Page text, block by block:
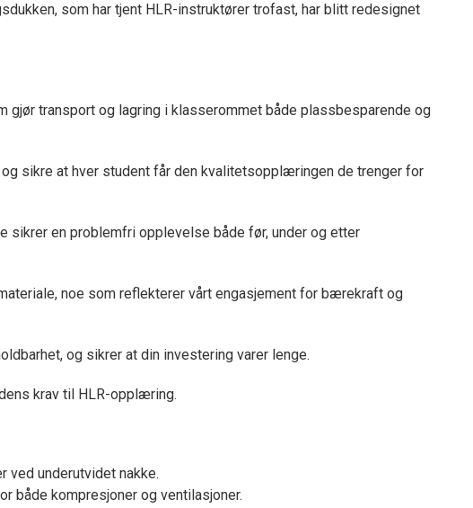
som har tjent HLR-instruktører trofast, har blitt redesignet
gjør transport og lagring i klasserommet både plassbesparende og
sikre at hver student får den kvalitetsopplæringen de trenger for
sikrer en problemfri opplevelse både før, under og etter
noe som reflekterer vårt engasjement for bærekraft og
og sikrer at din investering varer lenge.
krav til HLR-opplæring.
ved underutvidet nakke.
både kompresjoner og ventilasjoner.